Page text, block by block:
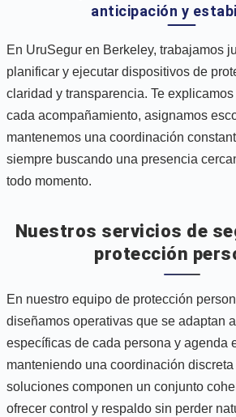
anticipación y
En UruSegur en Berkeley, trabajamos
planificar y ejecutar dispositivos de
claridad y transparencia. Te
cada acompañamiento, asignamos
mantenemos una coordinación
siempre buscando una presencia
todo momento.
Nuestros servicios de
protección
En nuestro equipo de protección
diseñamos operativas que se adaptan
específicas de cada persona y agenda
manteniendo una coordinación
soluciones componen un conjunto
ofrecer control y respaldo sin perder